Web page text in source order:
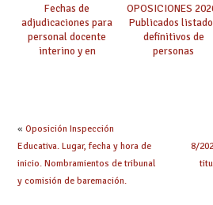
Fechas de
adjudicaciones para
personal docente
interino y en
OPOSICIONES
Publicados
definitivos de
personas
« Oposición Inspección
Educativa. Lugar, fecha y hora de
inicio. Nombramientos de tribunal
y comisión de baremación.
8/